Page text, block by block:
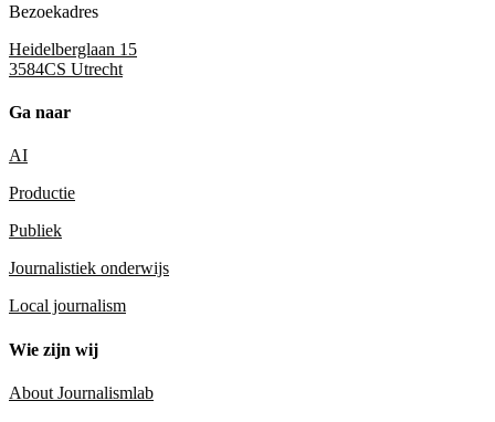
Bezoekadres
Heidelberglaan 15
3584CS Utrecht
Ga naar
AI
Productie
Publiek
Journalistiek onderwijs
Local journalism
Wie zijn wij
About Journalismlab